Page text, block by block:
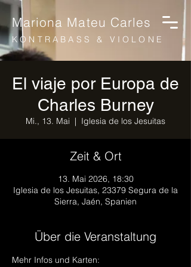
Mariona Mateu Carles
KONTRABASS & VIOLONE
El viaje por Europa de
Charles Burney
Mi., 13. Mai
  |
Iglesia de los Jesuitas
Zeit & Ort
13. Mai 2026, 18:30
Iglesia de los Jesuitas, 23379 Segura de la
Sierra, Jaén, Spanien
Über die Veranstaltung
Mehr Infos und Karten: